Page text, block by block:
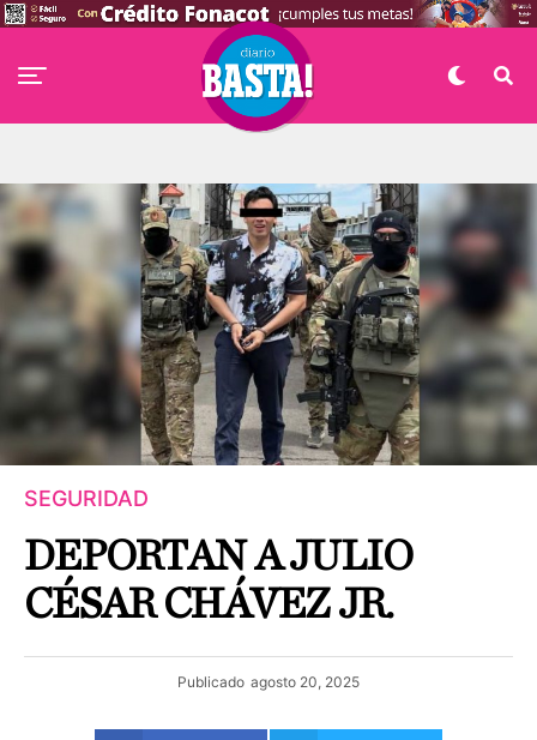
SEGURIDAD
DEPORTAN A JULIO
CÉSAR CHÁVEZ JR.
Publicado agosto 20, 2025